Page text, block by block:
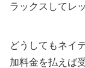
ラックスしてレ
どうしてもネイ
加料金を払えば